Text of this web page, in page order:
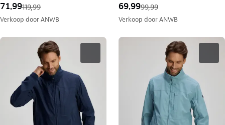
71,99119,99
Verkoop doorANWB
69,9999,99
Verkoop doorANWB